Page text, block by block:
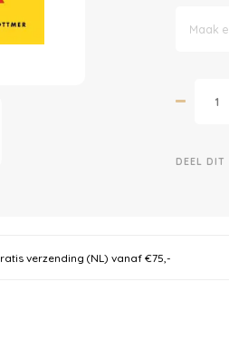
Maak
DEEL DIT
verzending (NL) vanaf €75,-